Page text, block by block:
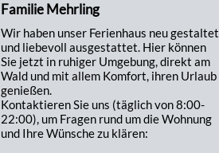
Familie Mehrling
Wir haben unser Ferienhaus neu gestaltet
und liebevoll ausgestattet. Hier können
Sie jetzt in ruhiger Umgebung, direkt am
Wald und mit allem Komfort, ihren Urlaub
genießen.
Kontaktieren Sie uns (täglich von 8:00-
22:00), um Fragen rund um die Wohnung
und Ihre Wünsche zu klären: